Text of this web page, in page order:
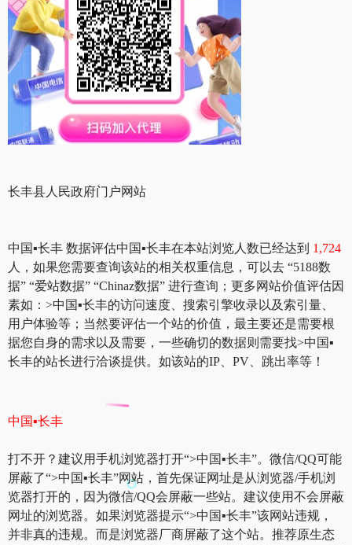
长丰县人民政府门户网站
中国▪长丰 数据评估中国▪长丰在本站浏览人数已经达到 1,724
人，如果您需要查询该站的相关权重信息，可以去 “5188数
据” “爱站数据” “Chinaz数据” 进行查询；更多网站价值评估因
素如：>中国▪长丰的访问速度、搜索引擎收录以及索引量、
用户体验等；当然要评估一个站的价值，最主要还是需要根
据您自身的需求以及需要，一些确切的数据则需要找>中国▪
长丰的站长进行洽谈提供。如该站的IP、PV、跳出率等！
中国▪长丰
打不开？建议用手机浏览器打开“>中国▪长丰”。微信/QQ可能
屏蔽了“>中国▪长丰”网站，首先保证网址是从浏览器/手机浏
览器打开的，因为微信/QQ会屏蔽一些站。建议使用不会屏蔽
网址的浏览器。如果浏览器提示“>中国▪长丰”该网站违规，
并非真的违规。而是浏览器厂商屏蔽了这个站。推荐原生态